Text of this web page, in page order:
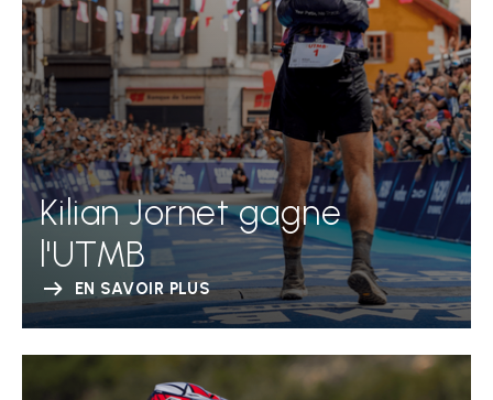
Kilian Jornet gagne
l'UTMB
EN SAVOIR PLUS